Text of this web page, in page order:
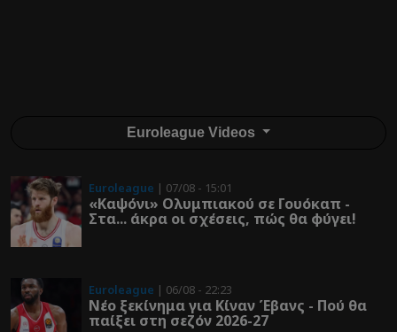
Euroleague Videos
Euroleague | 07/08 - 15:01
«Καψόνι» Ολυμπιακού σε Γουόκαπ -
Στα... άκρα οι σχέσεις, πώς θα φύγει!
Euroleague | 06/08 - 22:23
Νέο ξεκίνημα για Κίναν Έβανς - Πού θα
παίξει στη σεζόν 2026-27